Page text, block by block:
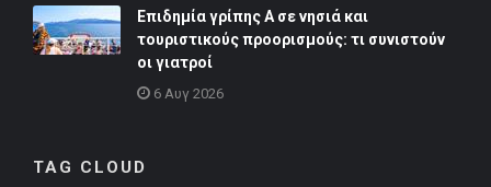
Επιδημία γρίπης Α σε νησιά και
τουριστικούς προορισμούς: τι συνιστούν
οι γιατροί
6 Αυγ 2026
TAG CLOUD